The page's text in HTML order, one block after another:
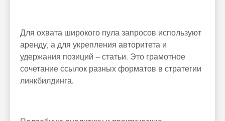
Для охвата широкого пула запросов используют
аренду, а для укрепления авторитета и
удержания позиций – статьи. Это грамотное
сочетание ссылок разных форматов в стратегии
линкбилдинга.